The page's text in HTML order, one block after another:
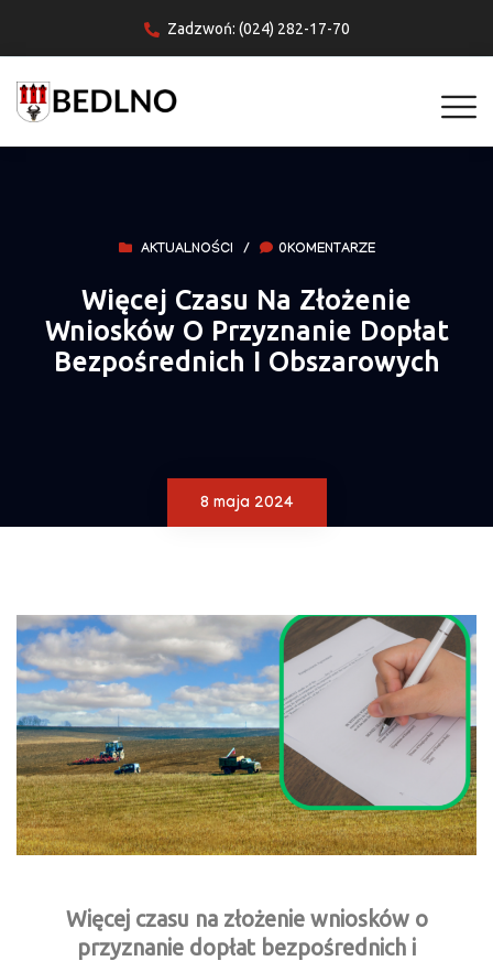
Zadzwoń: (024) 282-17-70
AKTUALNOŚCI / 0KOMENTARZE
Więcej Czasu Na Złożenie
Wniosków O Przyznanie Dopłat
Bezpośrednich I Obszarowych
8 maja 2024
Więcej czasu na złożenie wniosków o
przyznanie dopłat bezpośrednich i